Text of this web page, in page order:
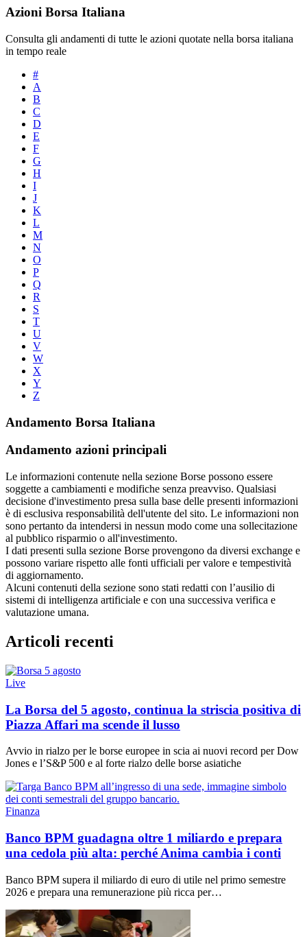
Azioni Borsa Italiana
Consulta gli andamenti di tutte le azioni quotate nella borsa italiana
in tempo reale
#
A
B
C
D
E
F
G
H
I
J
K
L
M
N
O
P
Q
R
S
T
U
V
W
X
Y
Z
Andamento Borsa Italiana
Andamento azioni principali
Le informazioni contenute nella sezione Borse possono essere
soggette a cambiamenti e modifiche senza preavviso. Qualsiasi
decisione d'investimento presa sulla base delle presenti informazioni
è di esclusiva responsabilità dell'utente del sito. Le informazioni non
sono pertanto da intendersi in nessun modo come una sollecitazione
al pubblico risparmio o all'investimento.
I dati presenti sulla sezione Borse provengono da diversi exchange e
possono variare rispetto alle fonti ufficiali per valore e tempestività
di aggiornamento.
Alcuni contenuti della sezione sono stati redatti con l’ausilio di
sistemi di intelligenza artificiale e con una successiva verifica e
valutazione umana.
Articoli recenti
Live
La Borsa del 5 agosto, continua la striscia positiva di
Piazza Affari ma scende il lusso
Avvio in rialzo per le borse europee in scia ai nuovi record per Dow
Jones e l’S&P 500 e al forte rialzo delle borse asiatiche
Finanza
Banco BPM guadagna oltre 1 miliardo e prepara
una cedola più alta: perché Anima cambia i conti
Banco BPM supera il miliardo di euro di utile nel primo semestre
2026 e prepara una remunerazione più ricca per…